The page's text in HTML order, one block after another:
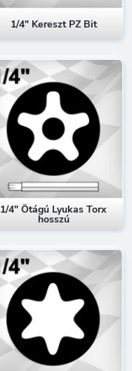
1/4" Kereszt PZ Bit
1/4" Ötágú Lyukas Torx
hosszú